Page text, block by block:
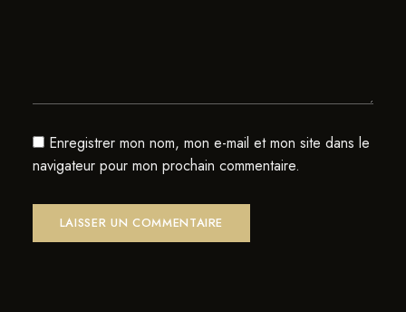
Enregistrer mon nom, mon e-mail et mon site dans le
navigateur pour mon prochain commentaire.